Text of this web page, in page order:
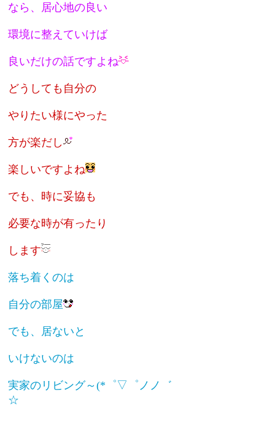
なら、居心地の良い
環境に整えていけば
良いだけの話ですよね
どうしても自分の
やりたい様にやった
方が楽だし
楽しいですよね
でも、時に妥協も
必要な時が有ったり
します
落ち着くのは
自分の部屋
でも、居ないと
いけないのは
実家のリビング～(*゜▽゜ノノ゛
☆